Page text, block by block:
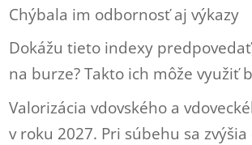
Chýbala im odbornosť aj výkazy
Dokážu tieto indexy
na burze? Takto ich môže využiť
Valorizácia vdovského a
v roku 2027. Pri súbehu sa